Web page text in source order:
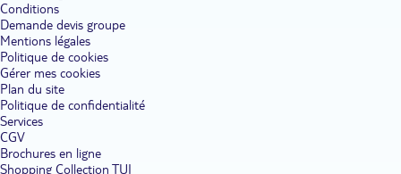
Conditions
Demande devis groupe
Mentions légales
Politique de cookies
Gérer mes cookies
Plan du site
Politique de confidentialité
Services
CGV
Brochures en ligne
Shopping Collection TUI